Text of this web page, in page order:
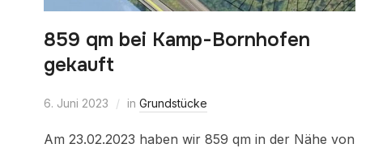
859 qm bei Kamp-Bornhofen
gekauft
6. Juni 2023 in Grundstücke
Am 23.02.2023 haben wir 859 qm in der Nähe von